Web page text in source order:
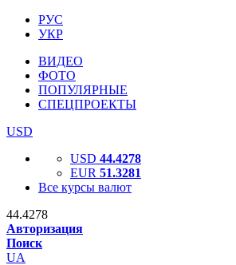
РУС
УКР
ВИДЕО
ФОТО
ПОПУЛЯРНЫЕ
СПЕЦПРОЕКТЫ
USD
USD 44.4278
EUR 51.3281
Все курсы валют
44.4278
Авторизация
Поиск
UA